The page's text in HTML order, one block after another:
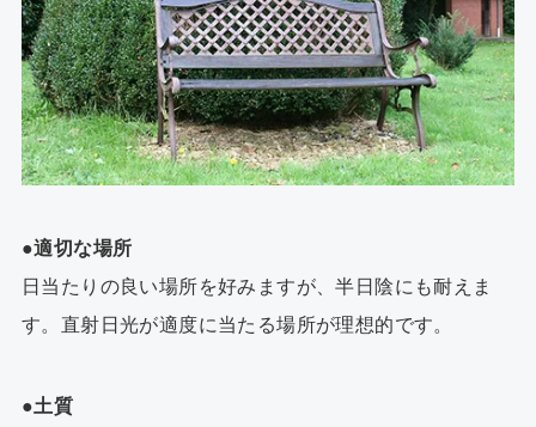
●適切な場所
日当たりの良い場所を好みますが、半日陰にも耐えま
す。直射日光が適度に当たる場所が理想的です。
●土質